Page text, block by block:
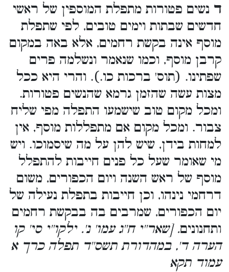
ד נשים פטורות מתפלת המוספין של ראשי
חדשים שבתות וימים טובים, לפי שתפלת
מוסף אינה בקשת רחמים, אלא באה במקום
קרבן מוסף, וכמו שנאמר ונשלמה פרים
שפתינו. (תוס' ברכות כו.). והרי היא ככל
מצות עשה שהזמן גרמא שהנשים פטורות.
ומכל מקום טוב שישמעו התפלה מפי שליח
צבור. ומכל מקום אם מתפללות מוסף, אין
למחות בידן, שיש להן על מה שיסמוכו. ויש
מי שאומר שעל כל פנים חייבות להתפלל
מוסף של ראש השנה ויום הכפורים, משום
דרחמי נינהו, וכן חייבות בתפלת נעילה של
יום הכפורים, שמרבים בה בבקשת רחמים
ותחנונים. [שאר''י ח''ג עמו' נ'. ילקו''י סי' קו
הערה ד', במהדורת תשס''ד תפלה כרך א
עמוד תקא